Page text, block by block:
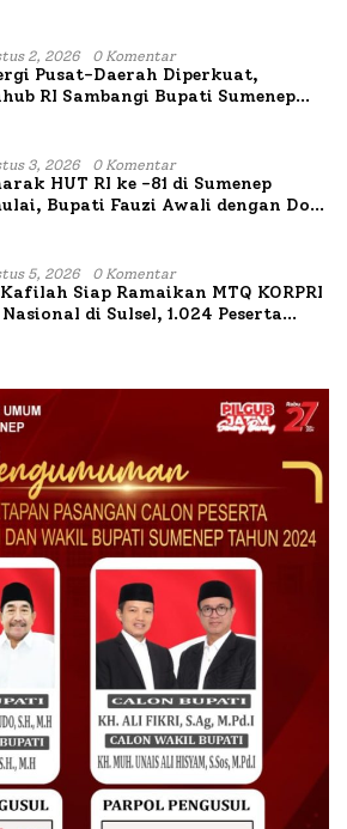
2, 2026 0 Komentar
Pusat-Daerah Diperkuat,
RI Sambangi Bupati Sumenep
3, 2026 0 Komentar
HUT RI ke -81 di Sumenep
Bupati Fauzi Awali dengan Doa
5, 2026 0 Komentar
Siap Ramaikan MTQ KORPRI
di Sulsel, 1.024 Peserta